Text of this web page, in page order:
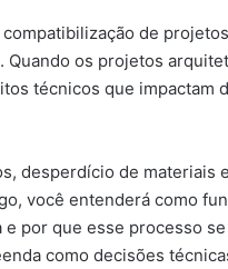
de
Quando os projetos
técnicos que impactam
desperdício de materiais
você entenderá como
por que esse processo
como decisões